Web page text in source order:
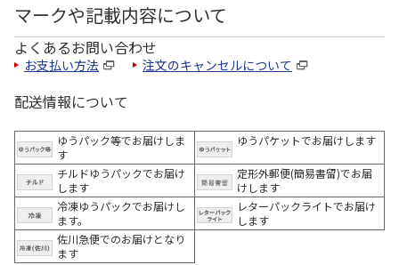
マークや記載内容について
よくあるお問い合わせ
お支払い方法 注文のキャンセルについて
配送情報について
ゆうパック等でお届けしま
す
ゆうパケットでお届けします
チルドゆうパックでお届け
します
定形外郵便(簡易書留)でお届
けします
冷凍ゆうパックでお届けし
ます。
レターパックライトでお届け
します
佐川急便でのお届けとなり
ます